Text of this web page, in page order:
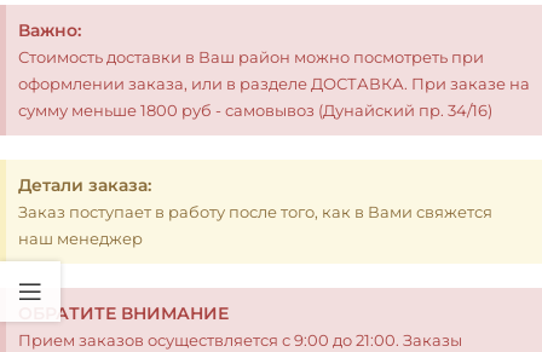
Важно:
Стоимость доставки в Ваш район можно посмотреть при
оформлении заказа, или в разделе ДОСТАВКА. При заказе на
сумму меньше 1800 руб - самовывоз (Дунайский пр. 34/16)
Детали заказа:
Заказ поступает в работу после того, как в Вами свяжется
наш менеджер
ОБРАТИТЕ ВНИМАНИЕ
Прием заказов осуществляется с 9:00 до 21:00. Заказы